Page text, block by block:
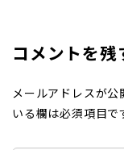
コメントを残
メールアドレスが公
いる欄は必須項目で